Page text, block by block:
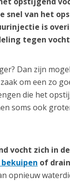
snel van het
is
tegen
Dan zijn
om een zo
die het
soms ook
vocht zich in
of
opnieuw